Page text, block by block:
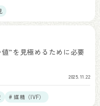
”を見極めるために必要
2025.11.22
# 媒精（IVF）